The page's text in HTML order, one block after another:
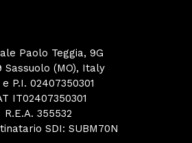
Paolo Teggia, 9G
Sassuolo (MO), Italy
e P.I. 02407350301
IT02407350301
R.E.A. 355532
SDI: SUBM70N